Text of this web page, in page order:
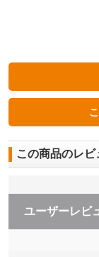
この商品のレビ
ユーザーレビ